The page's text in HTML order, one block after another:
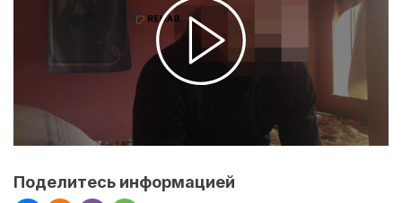
Поделитесь информацией